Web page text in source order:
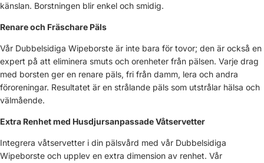
känslan. Borstningen blir enkel och smidig.
Renare och Fräschare Päls
Vår Dubbelsidiga Wipeborste är inte bara för tovor; den är också en
expert på att eliminera smuts och orenheter från pälsen. Varje drag
med borsten ger en renare päls, fri från damm, lera och andra
föroreningar. Resultatet är en strålande päls som utstrålar hälsa och
välmående.
Extra Renhet med Husdjursanpassade Våtservetter
Integrera våtservetter i din pälsvård med vår Dubbelsidiga
Wipeborste och upplev en extra dimension av renhet. Vår